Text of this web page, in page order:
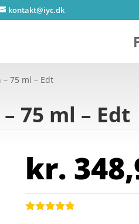
kontakt@iyc.dk
– 75 ml – Edt
75 ml – Edt
kr.